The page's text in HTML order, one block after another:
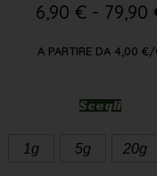
6,90 € - 79,90
A PARTIRE DA 4,00 €/
Scegli
1g 5g 20g